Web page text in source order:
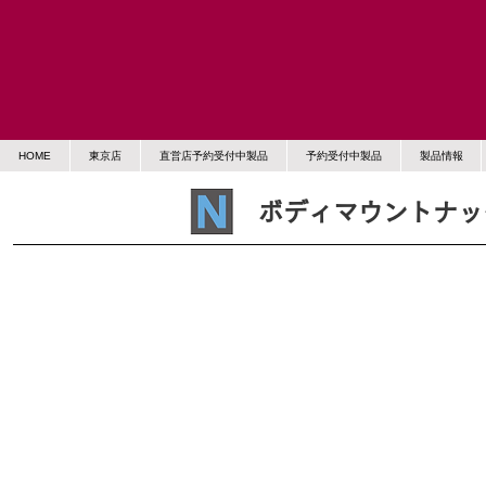
HOME 東京店 直営店予約受付中製品 予約受付中製品 製品情報
ボディマウントナ